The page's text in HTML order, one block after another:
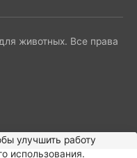
животных. Все права
улучшить работу
использования.